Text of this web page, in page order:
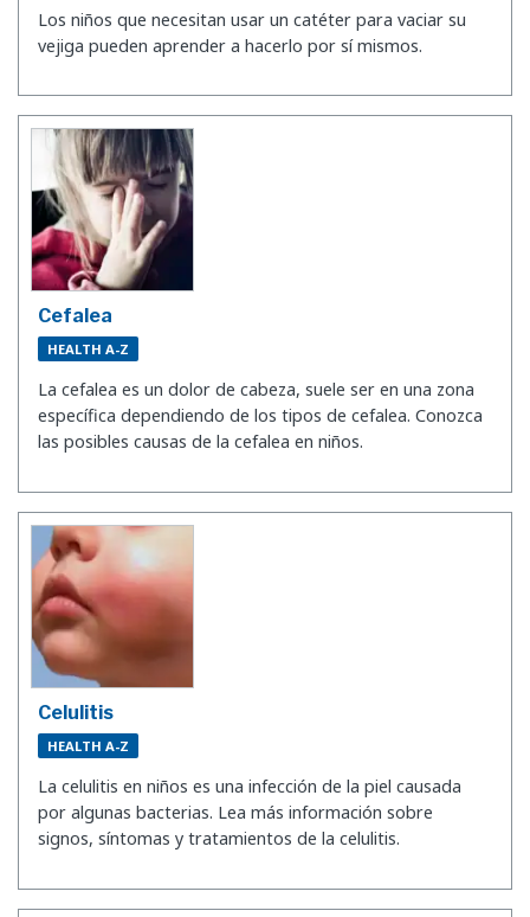
Los niños que necesitan usar un catéter para vaciar su
vejiga pueden aprender a hacerlo por sí mismos.
Cefalea
HEALTH A-Z
La cefalea es un dolor de cabeza, suele ser en una zona
específica dependiendo de los tipos de cefalea. Conozca
las posibles causas de la cefalea en niños.
Celulitis
HEALTH A-Z
La celulitis en niños es una infección de la piel causada
por algunas bacterias. Lea más información sobre
signos, síntomas y tratamientos de la celulitis.